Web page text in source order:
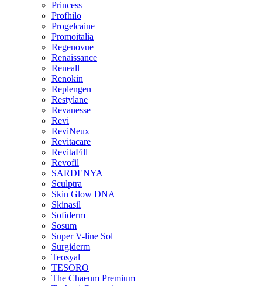
Princess
Profhilo
Progelcaine
Promoitalia
Regenovue
Renaissance
Reneall
Renokin
Replengen
Restylane
Revanesse
Revi
ReviNeux
Revitacare
RevitaFill
Revofil
SARDENYA
Sculptra
Skin Glow DNA
Skinasil
Sofiderm
Sosum
Super V-line Sol
Surgiderm
Teosyal
TESORO
The Chaeum Premium